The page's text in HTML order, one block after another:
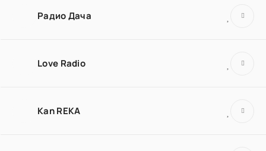
Радио Дача
Love Radio
Kan REKA